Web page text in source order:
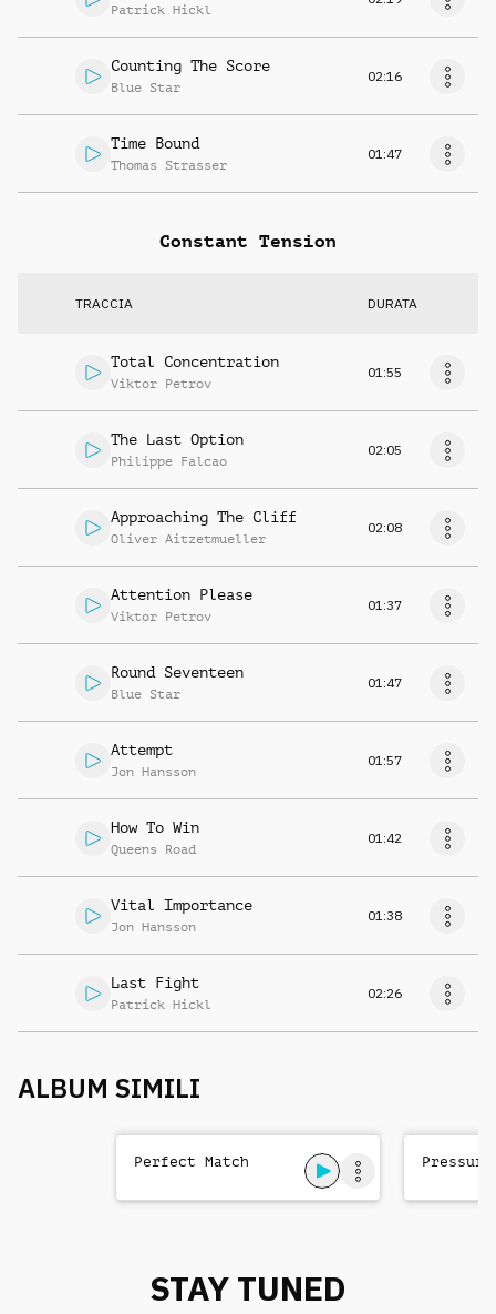
Patrick Hickl
Counting The Score
Blue Star
02:16
Time Bound
Thomas Strasser
01:47
Constant Tension
TRACCIA DURATA
Total Concentration
Viktor Petrov
01:55
The Last Option
Philippe Falcao
02:05
Approaching The Cliff
Oliver Aitzetmueller
02:08
Attention Please
Viktor Petrov
01:37
Round Seventeen
Blue Star
01:47
Attempt
Jon Hansson
01:57
How To Win
Queens Road
01:42
Vital Importance
Jon Hansson
01:38
Last Fight
Patrick Hickl
02:26
ALBUM SIMILI
Perfect Match
STAY TUNED